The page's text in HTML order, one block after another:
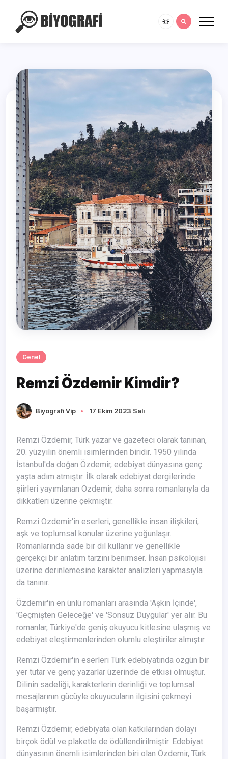
Genel
Remzi Özdemir Kimdir?
Biyografi Vip 17 Ekim 2023 Salı
Remzi Özdemir, Türk yazar ve gazeteci olarak tanınan,
20. yüzyılın önemli isimlerinden biridir. 1950 yılında
İstanbul'da doğan Özdemir, edebiyat dünyasına genç
yaşta adım atmıştır. İlk olarak edebiyat dergilerinde
şiirleri yayımlanan Özdemir, daha sonra romanlarıyla da
dikkatleri üzerine çekmiştir.
Remzi Özdemir'in eserleri, genellikle insan ilişkileri,
aşk ve toplumsal konular üzerine yoğunlaşır.
Romanlarında sade bir dil kullanır ve genellikle
gerçekçi bir anlatım tarzını benimser. İnsan psikolojisi
üzerine derinlemesine karakter analizleri yapmasıyla
da tanınır.
Özdemir'in en ünlü romanları arasında 'Aşkın İçinde',
'Geçmişten Geleceğe' ve 'Sonsuz Duygular' yer alır. Bu
romanlar, Türkiye'de geniş okuyucu kitlesine ulaşmış ve
edebiyat eleştirmenlerinden olumlu eleştiriler almıştır.
Remzi Özdemir'in eserleri Türk edebiyatında özgün bir
yer tutar ve genç yazarlar üzerinde de etkisi olmuştur.
Dilinin sadeliği, karakterlerin derinliği ve toplumsal
mesajlarının gücüyle okuyucuların ilgisini çekmeyi
başarmıştır.
Remzi Özdemir, edebiyata olan katkılarından dolayı
birçok ödül ve plaketle de ödüllendirilmiştir. Edebiyat
dünyasının önemli isimlerinden biri olan Özdemir, Türk